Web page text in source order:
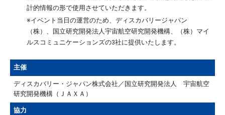
計的情報の形で使用させていただきます。
※イベント当日の運営のため、ディスカバリージャパン
（株）、国立研究開発法人宇宙航空研究開発機構、（株）マイ
ルスコミュニケーションズの3社に提供いたします。
主催
ディスカバリー・ジャパン株式会社／国立研究開発法人 宇宙航空
研究開発機構（ＪＡＸＡ）
協力